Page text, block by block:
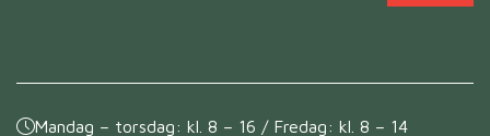
Mandag – torsdag: kl. 8 – 16 / Fredag: kl. 8 – 14